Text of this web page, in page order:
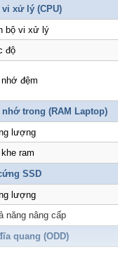
vi xử lý (CPU)
bộ vi xử lý
độ
đệm
nhớ trong (RAM Laptop)
lượng
ram
SSD
lượng
năng nâng cấp
quang (ODD)